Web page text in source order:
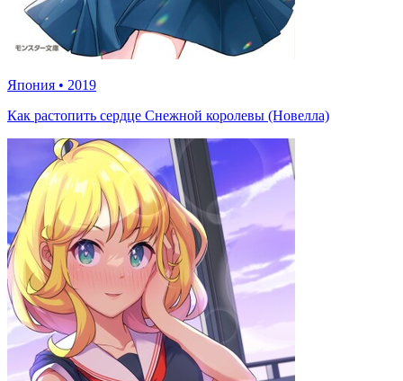
Япония • 2019
Как растопить сердце Снежной королевы (Новелла)